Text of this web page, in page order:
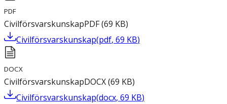
PDF
CivilförsvarskunskapPDF(69 KB)
Civilförsvarskunskap(pdf, 69 KB)
DOCX
CivilförsvarskunskapDOCX(69 KB)
Civilförsvarskunskap(docx, 69 KB)